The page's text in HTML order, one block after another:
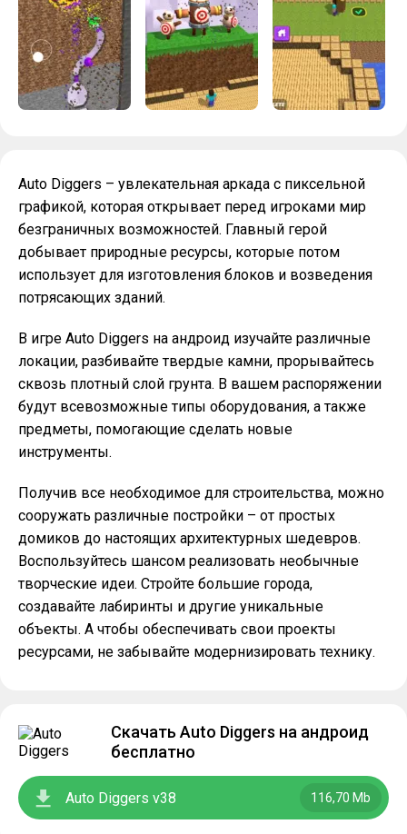
Auto Diggers – увлекательная аркада с пиксельной
графикой, которая открывает перед игроками мир
безграничных возможностей. Главный герой
добывает природные ресурсы, которые потом
использует для изготовления блоков и возведения
потрясающих зданий.
В игре Auto Diggers на андроид изучайте различные
локации, разбивайте твердые камни, прорывайтесь
сквозь плотный слой грунта. В вашем распоряжении
будут всевозможные типы оборудования, а также
предметы, помогающие сделать новые
инструменты.
Получив все необходимое для строительства, можно
сооружать различные постройки – от простых
домиков до настоящих архитектурных шедевров.
Воспользуйтесь шансом реализовать необычные
творческие идеи. Стройте большие города,
создавайте лабиринты и другие уникальные
объекты. А чтобы обеспечивать свои проекты
ресурсами, не забывайте модернизировать технику.
Скачать Auto Diggers на андроид
бесплатно
Auto Diggers v38 116,70 Mb